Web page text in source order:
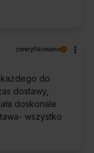
zweryfikowano
każdego do
dostawy,
doskonale
wszystko